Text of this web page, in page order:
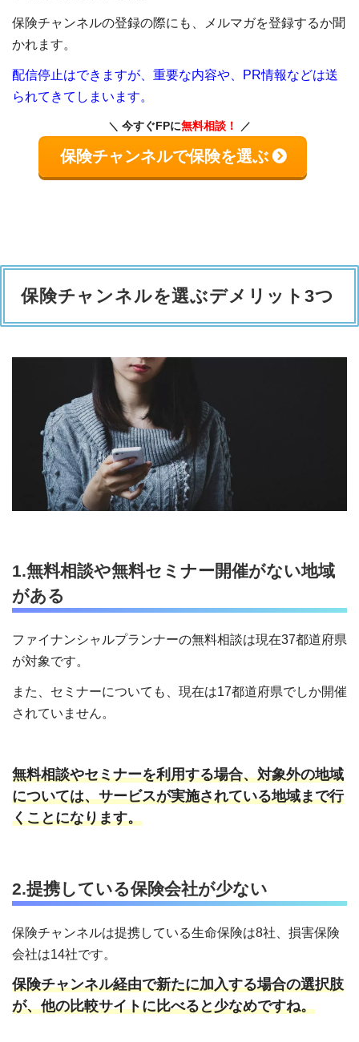
保険チャンネルの登録の際にも、メルマガを登録するか聞
かれます。
配信停止はできますが、重要な内容や、PR情報などは送
られてきてしまいます。
今すぐFPに無料相談！
保険チャンネルで保険を選ぶ
保険チャンネルを選ぶデメリット3つ
1.無料相談や無料セミナー開催がない地域
がある
ファイナンシャルプランナーの無料相談は現在37都道府県
が対象です。
また、セミナーについても、現在は17都道府県でしか開催
されていません。
無料相談やセミナーを利用する場合、対象外の地域
については、サービスが実施されている地域まで行
くことになります。
2.提携している保険会社が少ない
保険チャンネルは提携している生命保険は8社、損害保険
会社は14社です。
保険チャンネル経由で新たに加入する場合の選択肢
が、他の比較サイトに比べると少なめですね。